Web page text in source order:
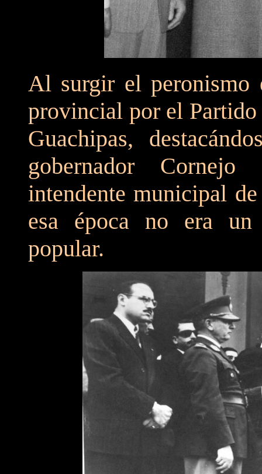
Al surgir el peronismo
provincial por el
Guachipas,
gobernador
intendente municipal
esa época no era
popular.